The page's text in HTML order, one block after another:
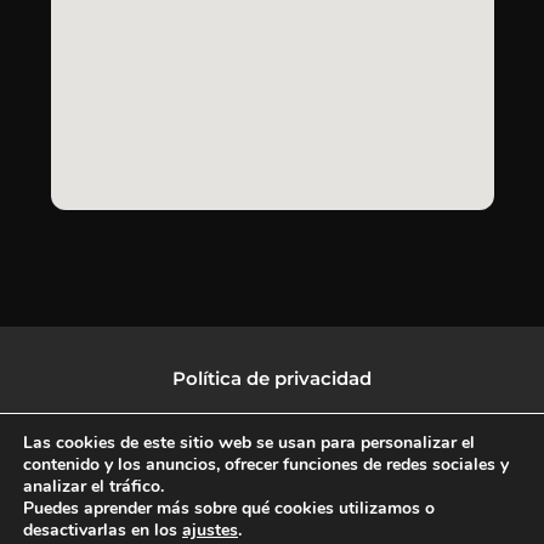
Política de privacidad
Política de protección de datos
Las cookies de este sitio web se usan para personalizar el
contenido y los anuncios, ofrecer funciones de redes sociales y
analizar el tráfico.
Puedes aprender más sobre qué cookies utilizamos o
desactivarlas en los ajustes.